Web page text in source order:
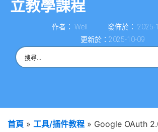
立教學課程
作者： Well 發佈於： 2025-
更新於：2025-10-09
首頁 » 工具/插件教程 » Google OAuth